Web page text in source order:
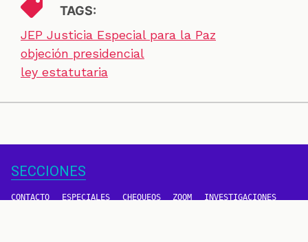
TAGS:
JEP Justicia Especial para la Paz
objeción presidencial
ley estatutaria
SECCIONES
CONTACTO ESPECIALES CHEQUEOS ZOOM INVESTIGACIONES